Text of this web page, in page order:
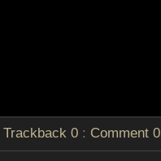
Trackback 0 : Comment0